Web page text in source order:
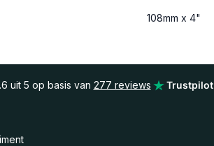
108mm x 4"
uit 5 op basis van 277 reviews Trustpilot